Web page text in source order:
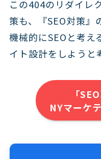
この404のリダイレ
策も、『SEO対策』
機械的にSEOと考え
イト設計をしよう と
「
NYマーケ